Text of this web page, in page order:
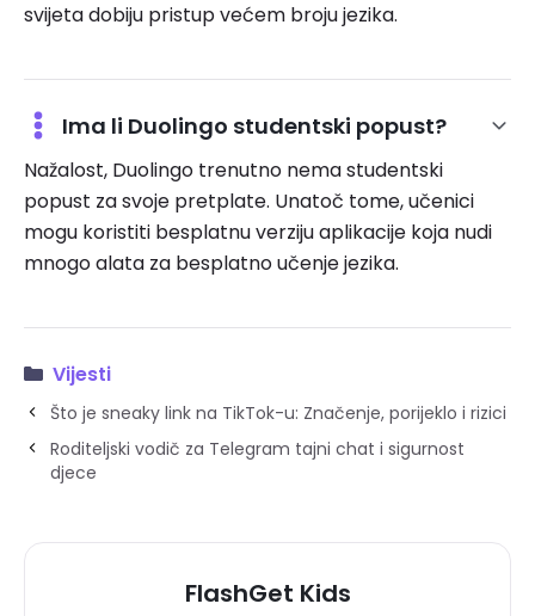
svijeta dobiju pristup većem broju jezika.
Ima li Duolingo studentski popust?
Nažalost, Duolingo trenutno nema studentski
popust za svoje pretplate. Unatoč tome, učenici
mogu koristiti besplatnu verziju aplikacije koja nudi
mnogo alata za besplatno učenje jezika.
Vijesti
Što je sneaky link na TikTok-u: Značenje, porijeklo i rizici
Roditeljski vodič za Telegram tajni chat i sigurnost
djece
FlashGet Kids